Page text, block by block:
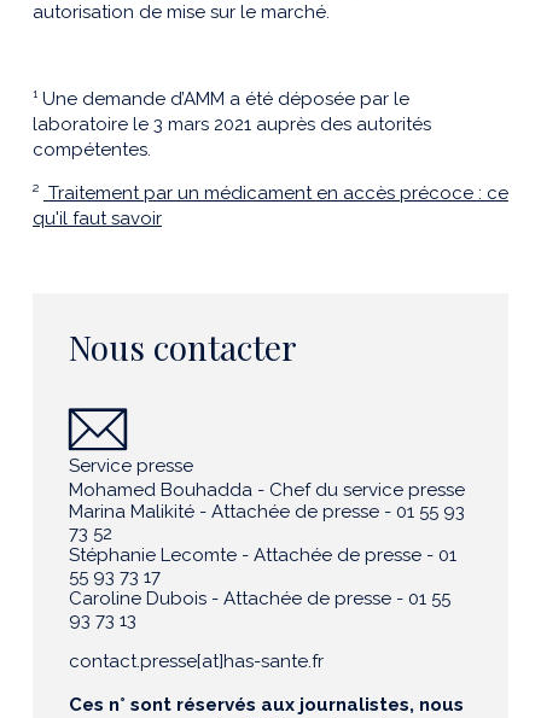
autorisation de mise sur le marché.
¹ Une demande d’AMM a été déposée par le
laboratoire le 3 mars 2021 auprès des autorités
compétentes.
² Traitement par un médicament en accès précoce : ce
qu'il faut savoir
Nous contacter
Service presse
Mohamed Bouhadda - Chef du service presse
Marina Malikité - Attachée de presse - 01 55 93
73 52
Stéphanie Lecomte - Attachée de presse - 01
55 93 73 17
Caroline Dubois - Attachée de presse - 01 55
93 73 13
contact.presse[at]has-sante.fr
Ces n° sont réservés aux journalistes, nous